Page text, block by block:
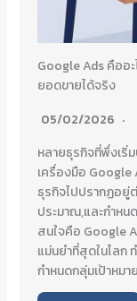
Google Ads คืออ
ยอดขายได้จริง
05/02/2026
หลายธุรกิจที่พึ่งเริ่
เครื่องมือ Google
ธุรกิจไปปรากฏอยู่
ประมาณ,และกำหน
สนใจคือ Google
แม่นยำที่สุดในโลก
กำหนดกลุ่มเป้าหม